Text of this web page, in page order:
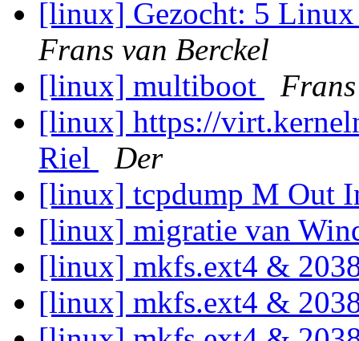
[linux] Gezocht: 5
Frans van Berckel
[linux] multiboot
[linux] https://
Riel
Der
[linux] tcpdump M Out
[linux] migratie van
[linux] mkfs.ext4 &
[linux] mkfs.ext4 &